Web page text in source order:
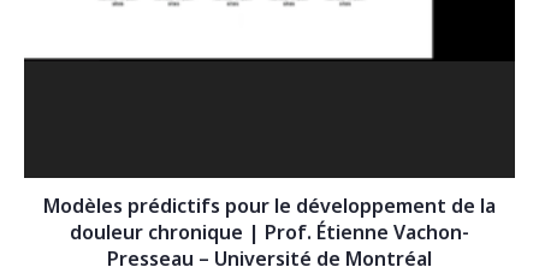
Modèles prédictifs pour le développement de la
douleur chronique | Prof. Étienne Vachon-
Presseau – Université de Montréal